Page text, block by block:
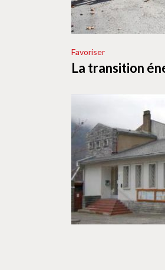
Favoriser
La transition